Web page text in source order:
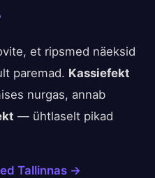
et ripsmed näeksid
paremad. Kassiefekt
nurgas, annab
— ühtlaselt pikad
Tallinnas →